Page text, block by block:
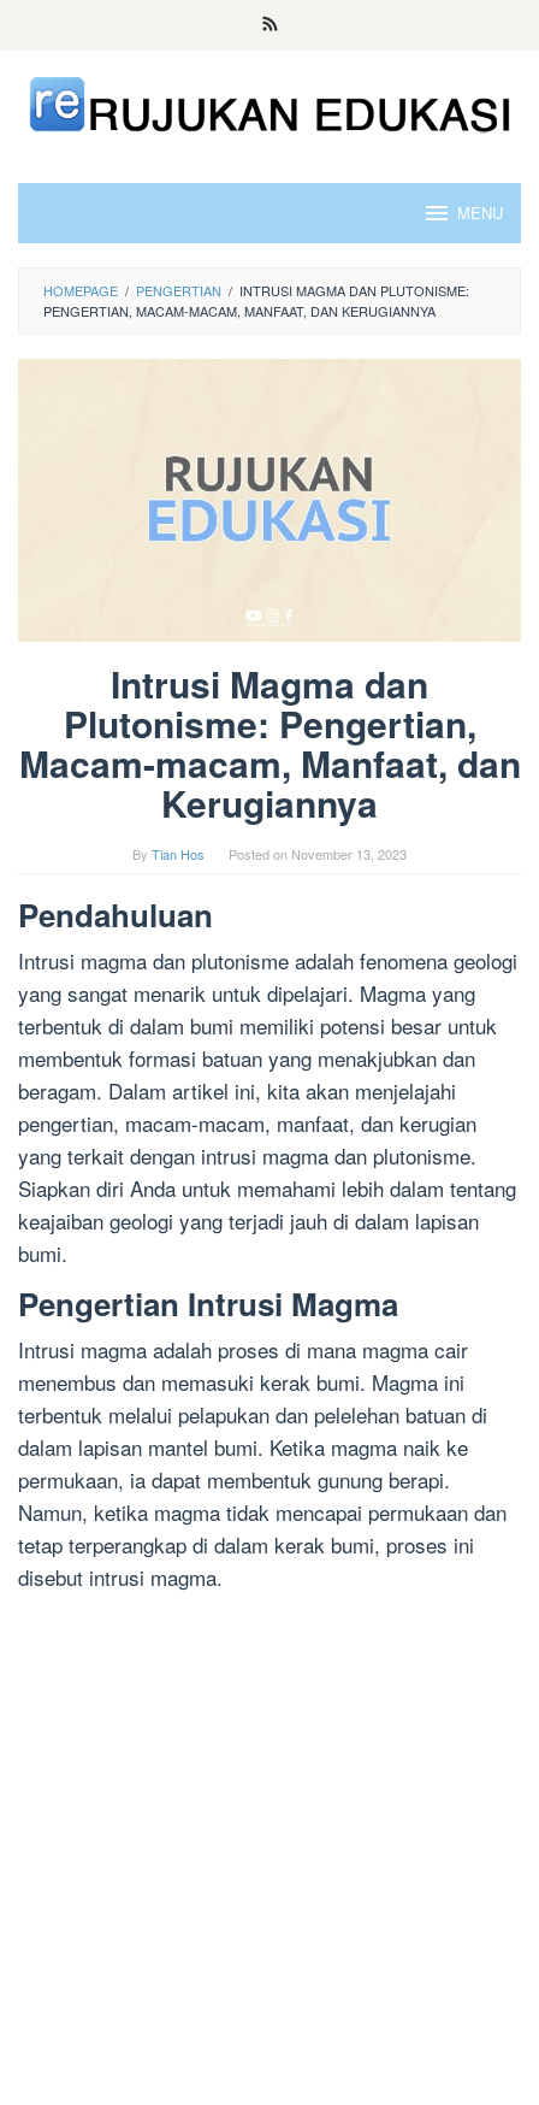
content
MENU
HOMEPAGE / PENGERTIAN / INTRUSI MAGMA DAN PLUTONISME:
PENGERTIAN, MACAM-MACAM, MANFAAT, DAN KERUGIANNYA
Intrusi Magma dan
Plutonisme: Pengertian,
Macam-macam, Manfaat, dan
Kerugiannya
By Tian Hos Posted on November 13, 2023
Pendahuluan
Intrusi magma dan plutonisme adalah fenomena geologi
yang sangat menarik untuk dipelajari. Magma yang
terbentuk di dalam bumi memiliki potensi besar untuk
membentuk formasi batuan yang menakjubkan dan
beragam. Dalam artikel ini, kita akan menjelajahi
pengertian, macam-macam, manfaat, dan kerugian
yang terkait dengan intrusi magma dan plutonisme.
Siapkan diri Anda untuk memahami lebih dalam tentang
keajaiban geologi yang terjadi jauh di dalam lapisan
bumi.
Pengertian Intrusi Magma
Intrusi magma adalah proses di mana magma cair
menembus dan memasuki kerak bumi. Magma ini
terbentuk melalui pelapukan dan pelelehan batuan di
dalam lapisan mantel bumi. Ketika magma naik ke
permukaan, ia dapat membentuk gunung berapi.
Namun, ketika magma tidak mencapai permukaan dan
tetap terperangkap di dalam kerak bumi, proses ini
disebut intrusi magma.